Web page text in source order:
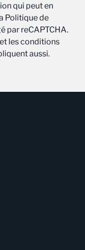
qui peut en
Politique de
par reCAPTCHA.
les conditions
aussi.